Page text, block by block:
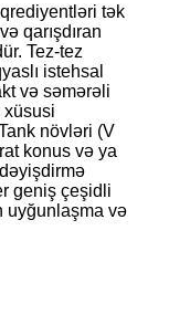
tək
qarışdıran
Tez-tez
istehsal
və səmərəli
xüsusi
növləri (V
konus və ya
geniş çeşidli
uyğunlaşma və